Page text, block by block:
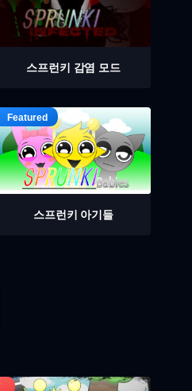
스프런키 감염 모드
스프런키 아기들